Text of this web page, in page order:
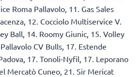
Roma Pallavolo, 11. Gas Sales
12. Cocciolo Multiservice V.
Ball, 14. Roomy Giunic, 15. Volley
CV Bulls, 17. Estende
17. Tonoli-Nyfil, 17. Leporano
Mercatò Cuneo, 21. Sir Mericat